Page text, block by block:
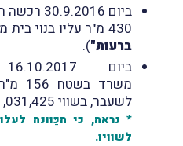
ביום
430 מ"ר עליו בנוי בית מגורים ברעות (
ברעות").
לשעבר, בשווי 1,031,425 ₪.
* נראה, כי הכַּוונה
לשוויו.